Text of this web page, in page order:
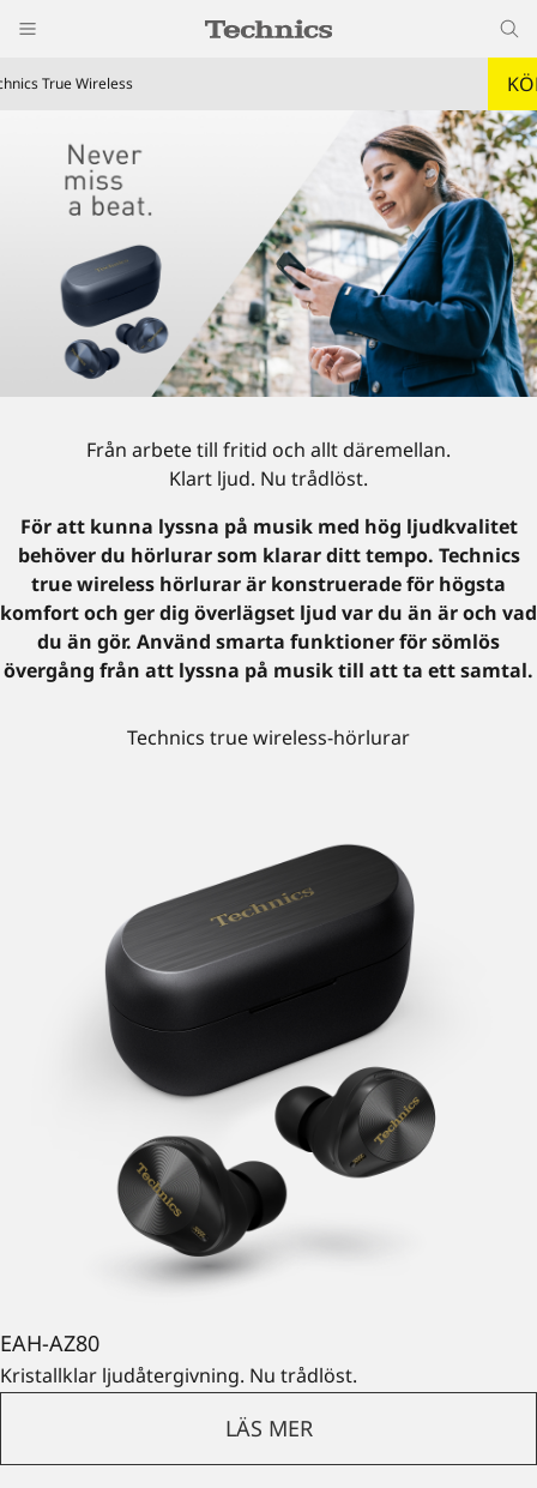
True Wireless
Från arbete till fritid och allt däremellan.
Klart ljud. Nu trådlöst.
För att kunna lyssna på musik med hög ljudkvalitet
behöver du hörlurar som klarar ditt tempo. Technics
true wireless hörlurar är konstruerade för högsta
komfort och ger dig överlägset ljud var du än är och vad
du än gör. Använd smarta funktioner för sömlös
övergång från att lyssna på musik till att ta ett samtal.
Technics true wireless-hörlurar
EAH-AZ80
Kristallklar ljudåtergivning. Nu trådlöst.
LÄS MER